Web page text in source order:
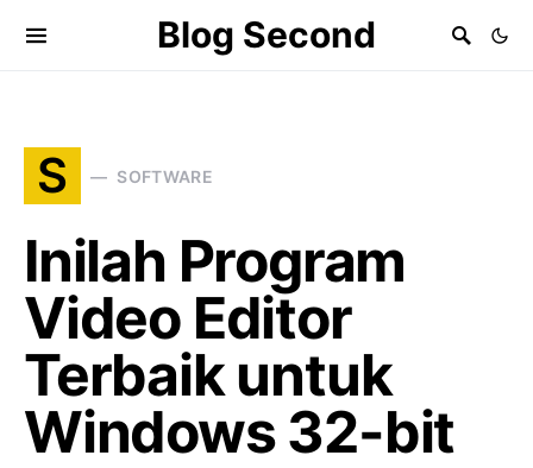
Blog Second
S SOFTWARE
Inilah Program
Video Editor
Terbaik untuk
Windows 32-bit